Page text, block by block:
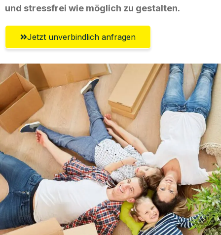
und stressfrei wie möglich zu gestalten.
Jetzt unverbindlich anfragen